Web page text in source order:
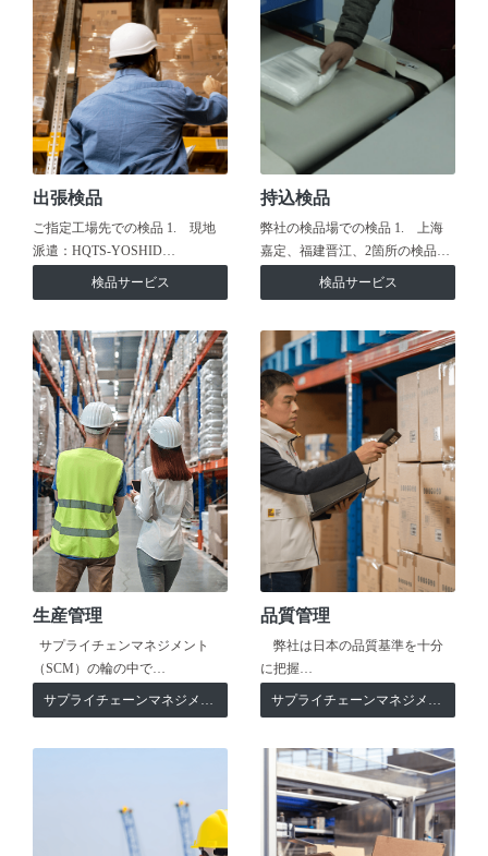
出張検品
ご指定工場先での検品 1. 現地
派遣：HQTS-YOSHID…
検品サービス
持込検品
弊社の検品場での検品 1. 上海
嘉定、福建晋江、2箇所の検品…
検品サービス
生産管理
サプライチェンマネジメント
（SCM）の輪の中で…
サプライチェーンマネジメント
品質管理
弊社は日本の品質基準を十分
に把握…
サプライチェーンマネジメント